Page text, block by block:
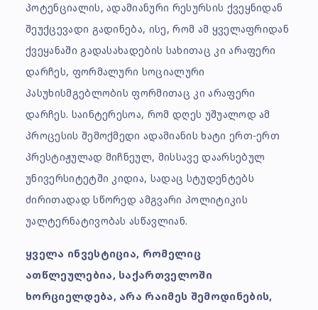
პოტენციალის, ადამიანური რესურსის ქვეყნიდან
შეუქცევადი გადინება, ისე, რომ ამ ყველაფრიდან
ქვეყანაში გადასახადების სახითაც კი არაფერი
დარჩეს, ფორმალური სოციალური
პასუხისმგებლობის ფორმითაც კი არაფერი
დარჩეს. საინტერესოა, რომ დღეს უშუალოდ ამ
პროცესის შემოქმედი ადამიანის ხატი ერთ-ერთ
პრესტიჟულად მიჩნეულ, მისსავე დაარსებულ
უნივერსიტეტში კიდია, სადაც სტუდენტებს
ძირითადად სწორედ ამგვარი პოლიტიკის
უალტერნატივობას ასწავლიან.
ყველა ინვესტიცია, რომელიც
ათწლეულებია, საქართველოში
ხორციელდება, არა რაიმეს შემოდინების,